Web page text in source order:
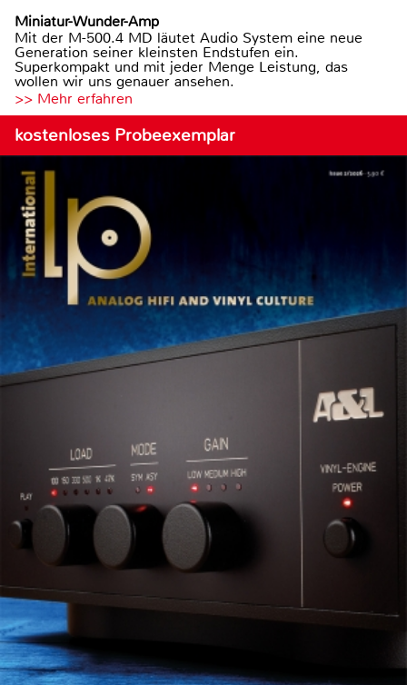
Miniatur-Wunder-Amp
Mit der M-500.4 MD läutet Audio System eine neue
Generation seiner kleinsten Endstufen ein.
Superkompakt und mit jeder Menge Leistung, das
wollen wir uns genauer ansehen.
>> Mehr erfahren
kostenloses Probeexemplar